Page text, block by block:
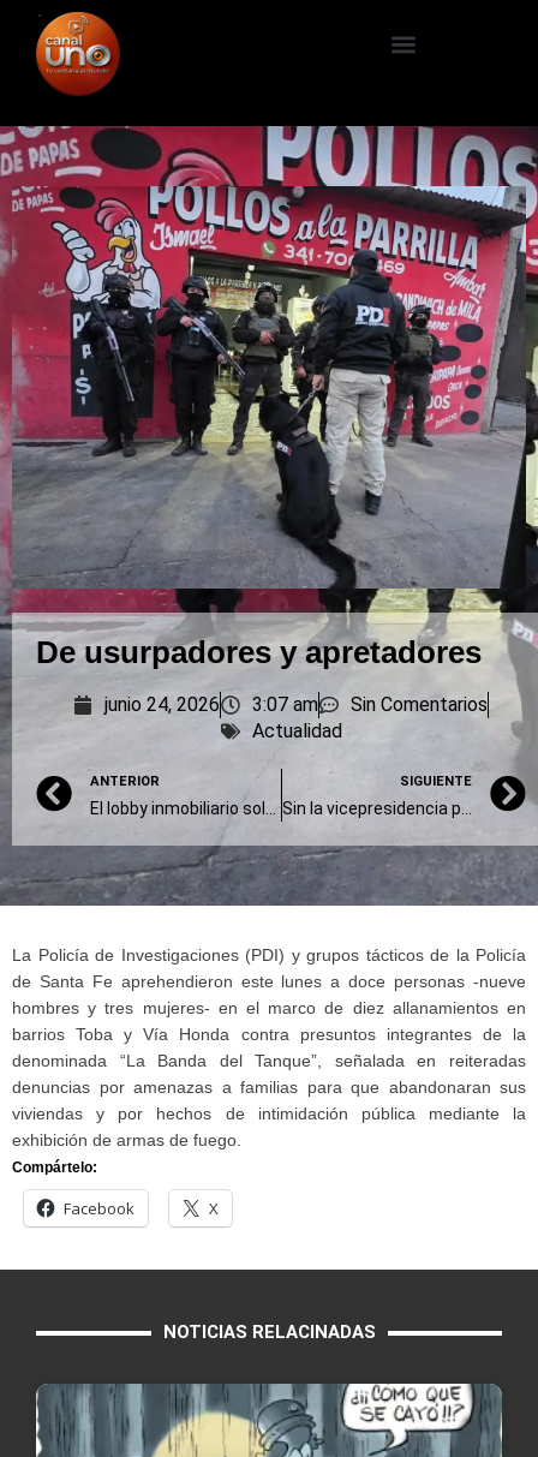
De usurpadores y apretadores
junio 24, 2026 3:07 am
Sin Comentarios
Actualidad
ANTERIOR
El lobby inmobiliario solo suma más rechazos
SIGUIENTE
Sin la vicepresidencia por truchar una firma
La Policía de Investigaciones (PDI) y grupos tácticos de la Policía
de Santa Fe aprehendieron este lunes a doce personas -nueve
hombres y tres mujeres- en el marco de diez allanamientos en
barrios Toba y Vía Honda contra presuntos integrantes de la
denominada “La Banda del Tanque”, señalada en reiteradas
denuncias por amenazas a familias para que abandonaran sus
viviendas y por hechos de intimidación pública mediante la
exhibición de armas de fuego.
Compártelo:
Facebook X
NOTICIAS RELACINADAS